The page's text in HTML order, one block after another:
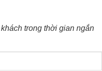
trong thời gian ngắn